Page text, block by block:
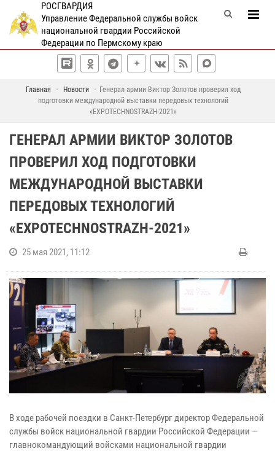
РОСГВАРДИЯ
Управление Федеральной службы войск
национальной гвардии Российской
Федерации по Пермскому краю
Главная Новости
Генерал армии Виктор Золотов проверил ход
подготовки международной выставки передовых технологий
«EXPOTECHNOSTRAZH-2021»
ГЕНЕРАЛ АРМИИ ВИКТОР ЗОЛОТОВ
ПРОВЕРИЛ ХОД ПОДГОТОВКИ
МЕЖДУНАРОДНОЙ ВЫСТАВКИ
ПЕРЕДОВЫХ ТЕХНОЛОГИЙ
«EXPOTECHNOSTRAZH-2021»
25 мая 2021, 11:12
В ходе рабочей поездки в Санкт-Петербург директор Федеральной
службы войск национальной гвардии Российской Федерации —
главнокомандующий войсками национальной гвардии